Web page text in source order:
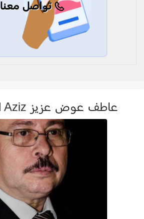
تواصل معنا
عاطف عوض عزيز Atef Awad Aziz